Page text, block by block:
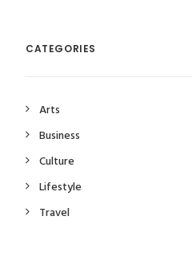
CATEGORIES
Arts
Business
Culture
Lifestyle
Travel